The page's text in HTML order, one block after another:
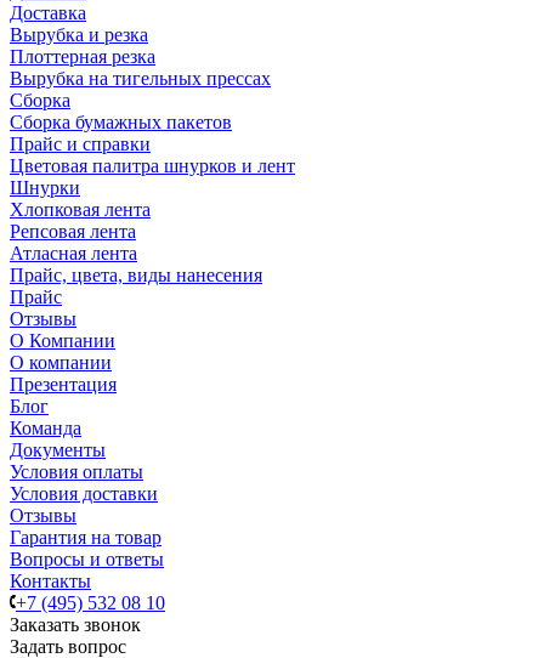
Доставка
Вырубка и резка
Плоттерная резка
Вырубка на тигельных прессах
Сборка
Сборка бумажных пакетов
Прайс и справки
Цветовая палитра шнурков и лент
Шнурки
Хлопковая лента
Репсовая лента
Атласная лента
Прайс, цвета, виды нанесения
Прайс
Отзывы
О Компании
О компании
Презентация
Блог
Команда
Документы
Условия оплаты
Условия доставки
Отзывы
Гарантия на товар
Вопросы и ответы
Контакты
+7 (495) 532 08 10
Заказать звонок
Задать вопрос